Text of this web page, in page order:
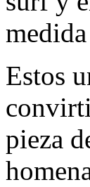
Estos
pieza